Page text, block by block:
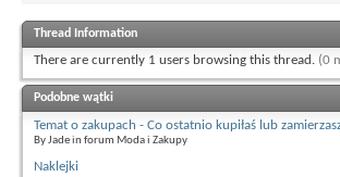
Thread Information
There are currently 1 users browsing this thread. (0
Podobne wątki
Temat o zakupach - Co ostatnio kupiłaś lub
By Jade in forum Moda i Zakupy
Naklejki